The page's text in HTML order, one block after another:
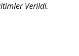
Verildi.